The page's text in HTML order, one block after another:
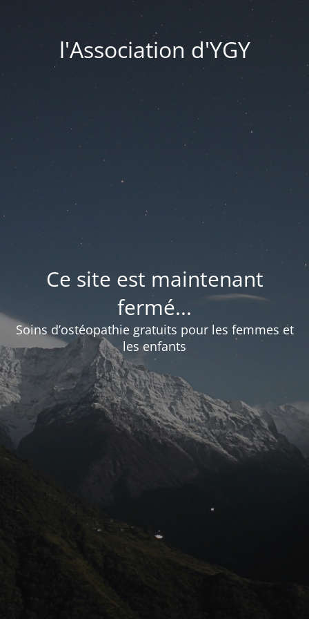
l'Association d'YGY
Ce site est maintenant
fermé...
Soins d’ostéopathie gratuits pour les femmes et
les enfants